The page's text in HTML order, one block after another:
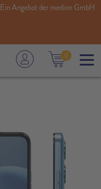
0
Ein Angebot der medion GmbH